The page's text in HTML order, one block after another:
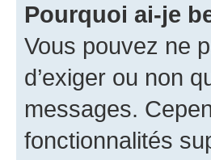
Pourquoi ai-je
Vous pouvez ne
d’exiger ou non
messages.
fonctionnalités